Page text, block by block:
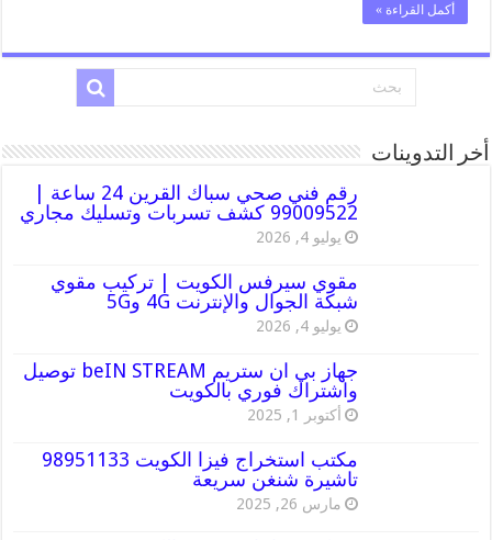
أكمل القراءة »
أخر التدوينات
رقم فني صحي سباك القرين 24 ساعة |
99009522 كشف تسربات وتسليك مجاري
يوليو 4, 2026
مقوي سيرفس الكويت | تركيب مقوي
شبكة الجوال والإنترنت 4G و5G
يوليو 4, 2026
جهاز بي ان ستريم beIN STREAM توصيل
واشتراك فوري بالكويت
أكتوبر 1, 2025
مكتب استخراج فيزا الكويت 98951133
تاشيرة شنغن سريعة
مارس 26, 2025